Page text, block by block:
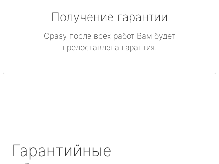
Получение гарантии
Сразу после всех работ Вам будет
предоставлена гарантия.
Гарантийные